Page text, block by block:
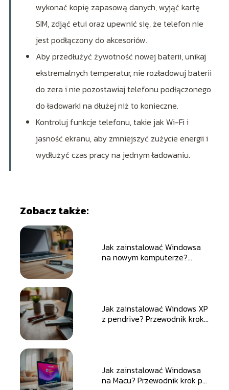
wykonać kopię zapasową danych, wyjąć kartę
SIM, zdjąć etui oraz upewnić się, że telefon nie
jest podłączony do akcesoriów.
Aby przedłużyć żywotność nowej baterii, unikaj
ekstremalnych temperatur, nie rozładowuj baterii
do zera i nie pozostawiaj telefonu podłączonego
do ładowarki na dłużej niż to konieczne.
Kontroluj funkcje telefonu, takie jak Wi-Fi i
jasność ekranu, aby zmniejszyć zużycie energii i
wydłużyć czas pracy na jednym ładowaniu.
Zobacz także:
Jak zainstalować Windowsa
na nowym komputerze?
Jak zainstalować Windows XP
z pendrive? Przewodnik krok
Jak zainstalować Windowsa
na Macu? Przewodnik krok po